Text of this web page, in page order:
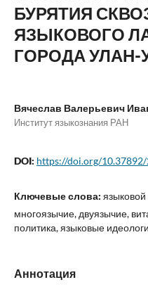
БУРЯТИЯ
ЯЗЫКОВОГО
ГОРОДА УЛАН-
Вячеслав Валерьевич
Институт языкознания РАН
DOI: https://doi.org/
Ключевые слова:
многоязычие, двуязычие,
политика, языковые
Аннотация